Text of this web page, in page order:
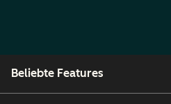
Beliebte Features